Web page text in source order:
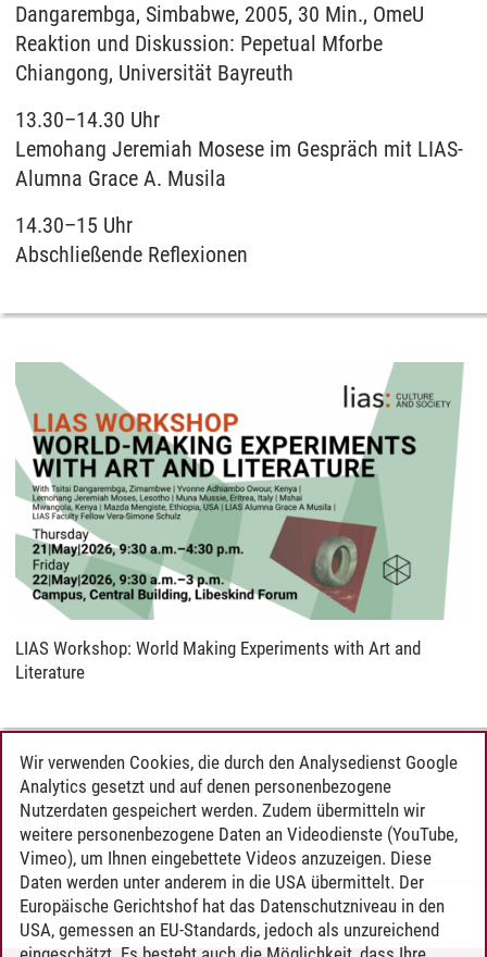
Dangarembga, Simbabwe, 2005, 30 Min., OmeU
Reaktion und Diskussion: Pepetual Mforbe
Chiangong, Universität Bayreuth
13.30–14.30 Uhr
Lemohang Jeremiah Mosese im Gespräch mit LIAS-
Alumna Grace A. Musila
14.30–15 Uhr
Abschließende Reflexionen
LIAS Workshop: World Making Experiments with Art and
Literature
ANFRAGEN UND KONTAKT:
Dr. Christine Kramer
Christine Kramer/21.05.2026
Wir verwenden Cookies, die durch den Analysedienst Google
Analytics gesetzt und auf denen personenbezogene
Nutzerdaten gespeichert werden. Zudem übermitteln wir
weitere personenbezogene Daten an Videodienste (YouTube,
Vimeo), um Ihnen eingebettete Videos anzuzeigen. Diese
Daten werden unter anderem in die USA übermittelt. Der
Europäische Gerichtshof hat das Datenschutzniveau in den
USA, gemessen an EU-Standards, jedoch als unzureichend